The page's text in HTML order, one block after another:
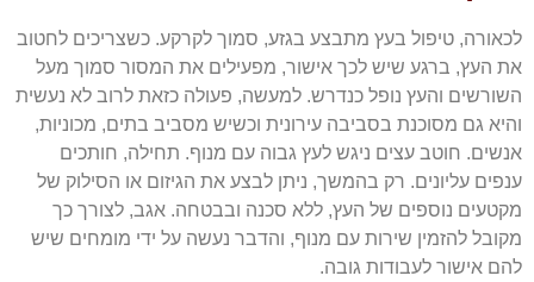
לכאורה, טיפול בעץ מתבצע בגזע, סמוך לקרקע. כשצריכים לחטוב
את העץ, ברגע שיש לכך אישור, מפעילים את המסור סמוך מעל
השורשים והעץ נופל כנדרש. למעשה, פעולה כזאת לרוב לא נעשית
והיא גם מסוכנת בסביבה עירונית וכשיש מסביב בתים, מכוניות,
אנשים. חוטב עצים ניגש לעץ גבוה עם מנוף. תחילה, חותכים
ענפים עליונים. רק בהמשך, ניתן לבצע את הגיזום או הסילוק של
מקטעים נוספים של העץ, ללא סכנה ובבטחה. אגב, לצורך כך
מקובל להזמין שירות עם מנוף, והדבר נעשה על ידי מומחים שיש
להם אישור לעבודות גובה.